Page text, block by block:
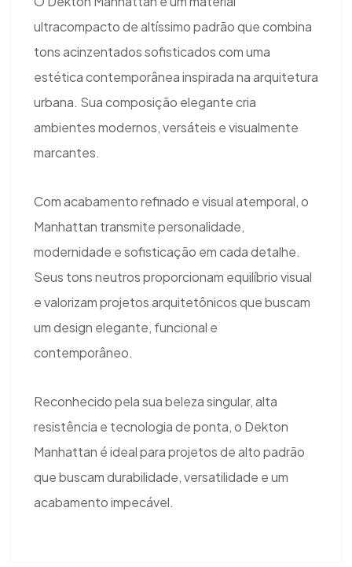
ultracompacto de altíssimo padrão que combina
tons acinzentados sofisticados com uma
estética contemporânea inspirada na arquitetura
urbana. Sua composição elegante cria
ambientes modernos, versáteis e visualmente
marcantes.
Com acabamento refinado e visual atemporal, o
Manhattan transmite personalidade,
modernidade e sofisticação em cada detalhe.
Seus tons neutros proporcionam equilíbrio visual
e valorizam projetos arquitetônicos que buscam
um design elegante, funcional e
contemporâneo.
Reconhecido pela sua beleza singular, alta
resistência e tecnologia de ponta, o Dekton
Manhattan é ideal para projetos de alto padrão
que buscam durabilidade, versatilidade e um
acabamento impecável.